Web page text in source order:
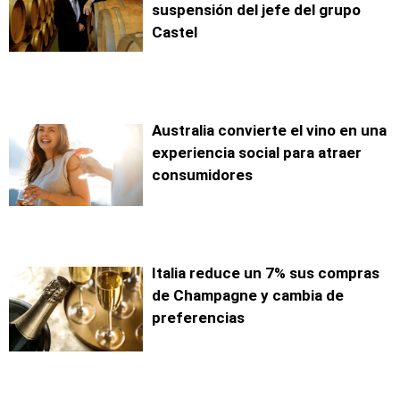
suspensión del jefe del grupo
Castel
Australia convierte el vino en una
experiencia social para atraer
consumidores
Italia reduce un 7% sus compras
de Champagne y cambia de
preferencias